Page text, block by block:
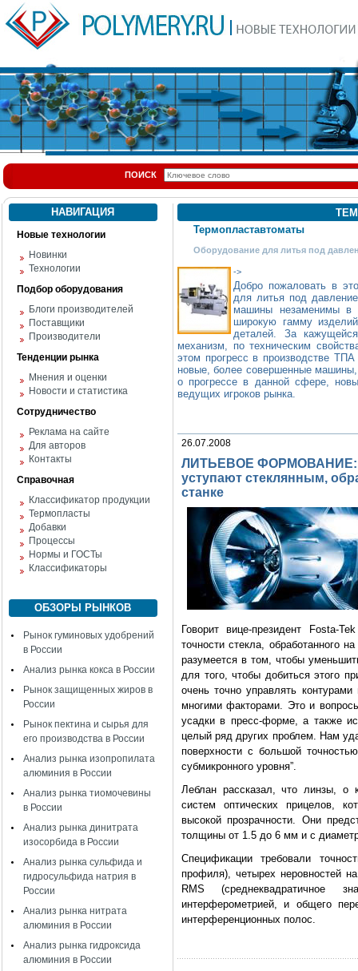
ПОИСК
НАВИГАЦИЯ
Новые технологии
Новинки
Технологии
Подбор оборудования
Блоги производителей
Поставщики
Производители
Тенденции рынка
Мнения и оценки
Новости и статистика
Сотрудничество
Реклама на сайте
Для авторов
Контакты
Справочная
Классификатор продукции
Термопласты
Добавки
Процессы
Нормы и ГОСТы
Классификаторы
ОБЗОРЫ РЫНКОВ
Рынок гуминовых удобрений
в России
Анализ рынка кокса в России
Рынок защищенных жиров в
России
Рынок пектина и сырья для
его производства в России
Анализ рынка изопропилата
алюминия в России
Анализ рынка тиомочевины
в России
Анализ рынка динитрата
изосорбида в России
Анализ рынка сульфида и
гидросульфида натрия в
России
Анализ рынка нитрата
алюминия в России
Анализ рынка гидроксида
алюминия в России
Термопластавтоматы
Оборудование для литья под
->
Добро пожаловать в
для литья под
машины незаменимы в
широкую гамму
деталей. За
механизм, по техническим
этом прогресс в производстве
новые, более совершенные
о прогрессе в данной сфере,
ведущих игроков рынка.
26.07.2008
ЛИТЬЕВОЕ ФОРМОВАНИЕ:
уступают стеклянным,
станке
Говорит вице-президент Fosta-
точности стекла, обработанного
разумеется в том, чтобы
для того, чтобы добиться этого
очень точно управлять
многими факторами. Это и
усадки в пресс-форме, а также
целый ряд других проблем. Нам
поверхности с большой
субмикронного уровня”.
Леблан рассказал, что линзы, о
систем оптических прицелов,
высокой прозрачности. Они
толщины от 1.5 до 6 мм и с
Спецификации требовали
профиля), четырех неровностей
RMS (среднеквадратичное
интерферометрией, и общего
интерференционных полос.